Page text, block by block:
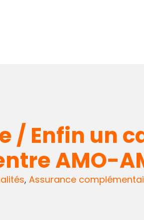
/ Enfin un
AMO-
, Assurance